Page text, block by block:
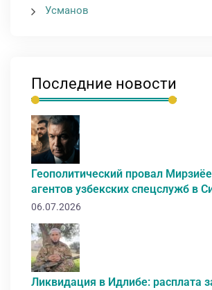
Усманов
Последние новости
Геополитический провал
агентов узбекских спецслужб в
06.07.2026
Ликвидация в Идлибе: расплата